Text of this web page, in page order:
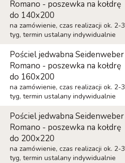
Romano - poszewka na kołdrę
do 140x200
na zamówienie, czas realizacji ok. 2-3
tyg, termin ustalany indywidualnie
Pościel jedwabna Seidenweber
Romano - poszewka na kołdrę
do 160x200
na zamówienie, czas realizacji ok. 2-3
tyg, termin ustalany indywidualnie
Pościel jedwabna Seidenweber
Romano - poszewka na kołdrę
do 200x220
na zamówienie, czas realizacji ok. 2-3
tyg, termin ustalany indywidualnie